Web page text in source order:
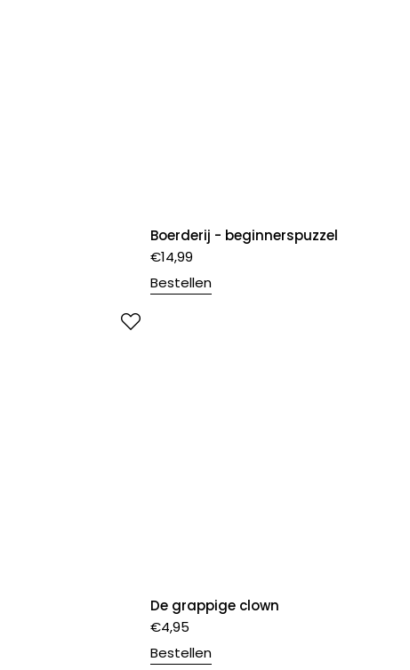
Boerderij - beginnerspuzzel
€14,99
Bestellen
De grappige clown
€4,95
Bestellen